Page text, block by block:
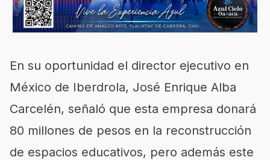
En su oportunidad el director ejecutivo en
México de Iberdrola, José Enrique Alba
Carcelén, señaló que esta empresa donará
80 millones de pesos en la reconstrucción
de espacios educativos, pero además este